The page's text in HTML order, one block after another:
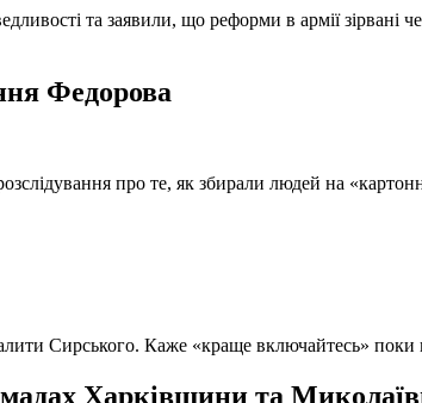
та заявили, що реформи в армії зірвані
Федорова
про те, як збирали людей на
Сирського. Каже «краще включайтесь»
Харківщини та